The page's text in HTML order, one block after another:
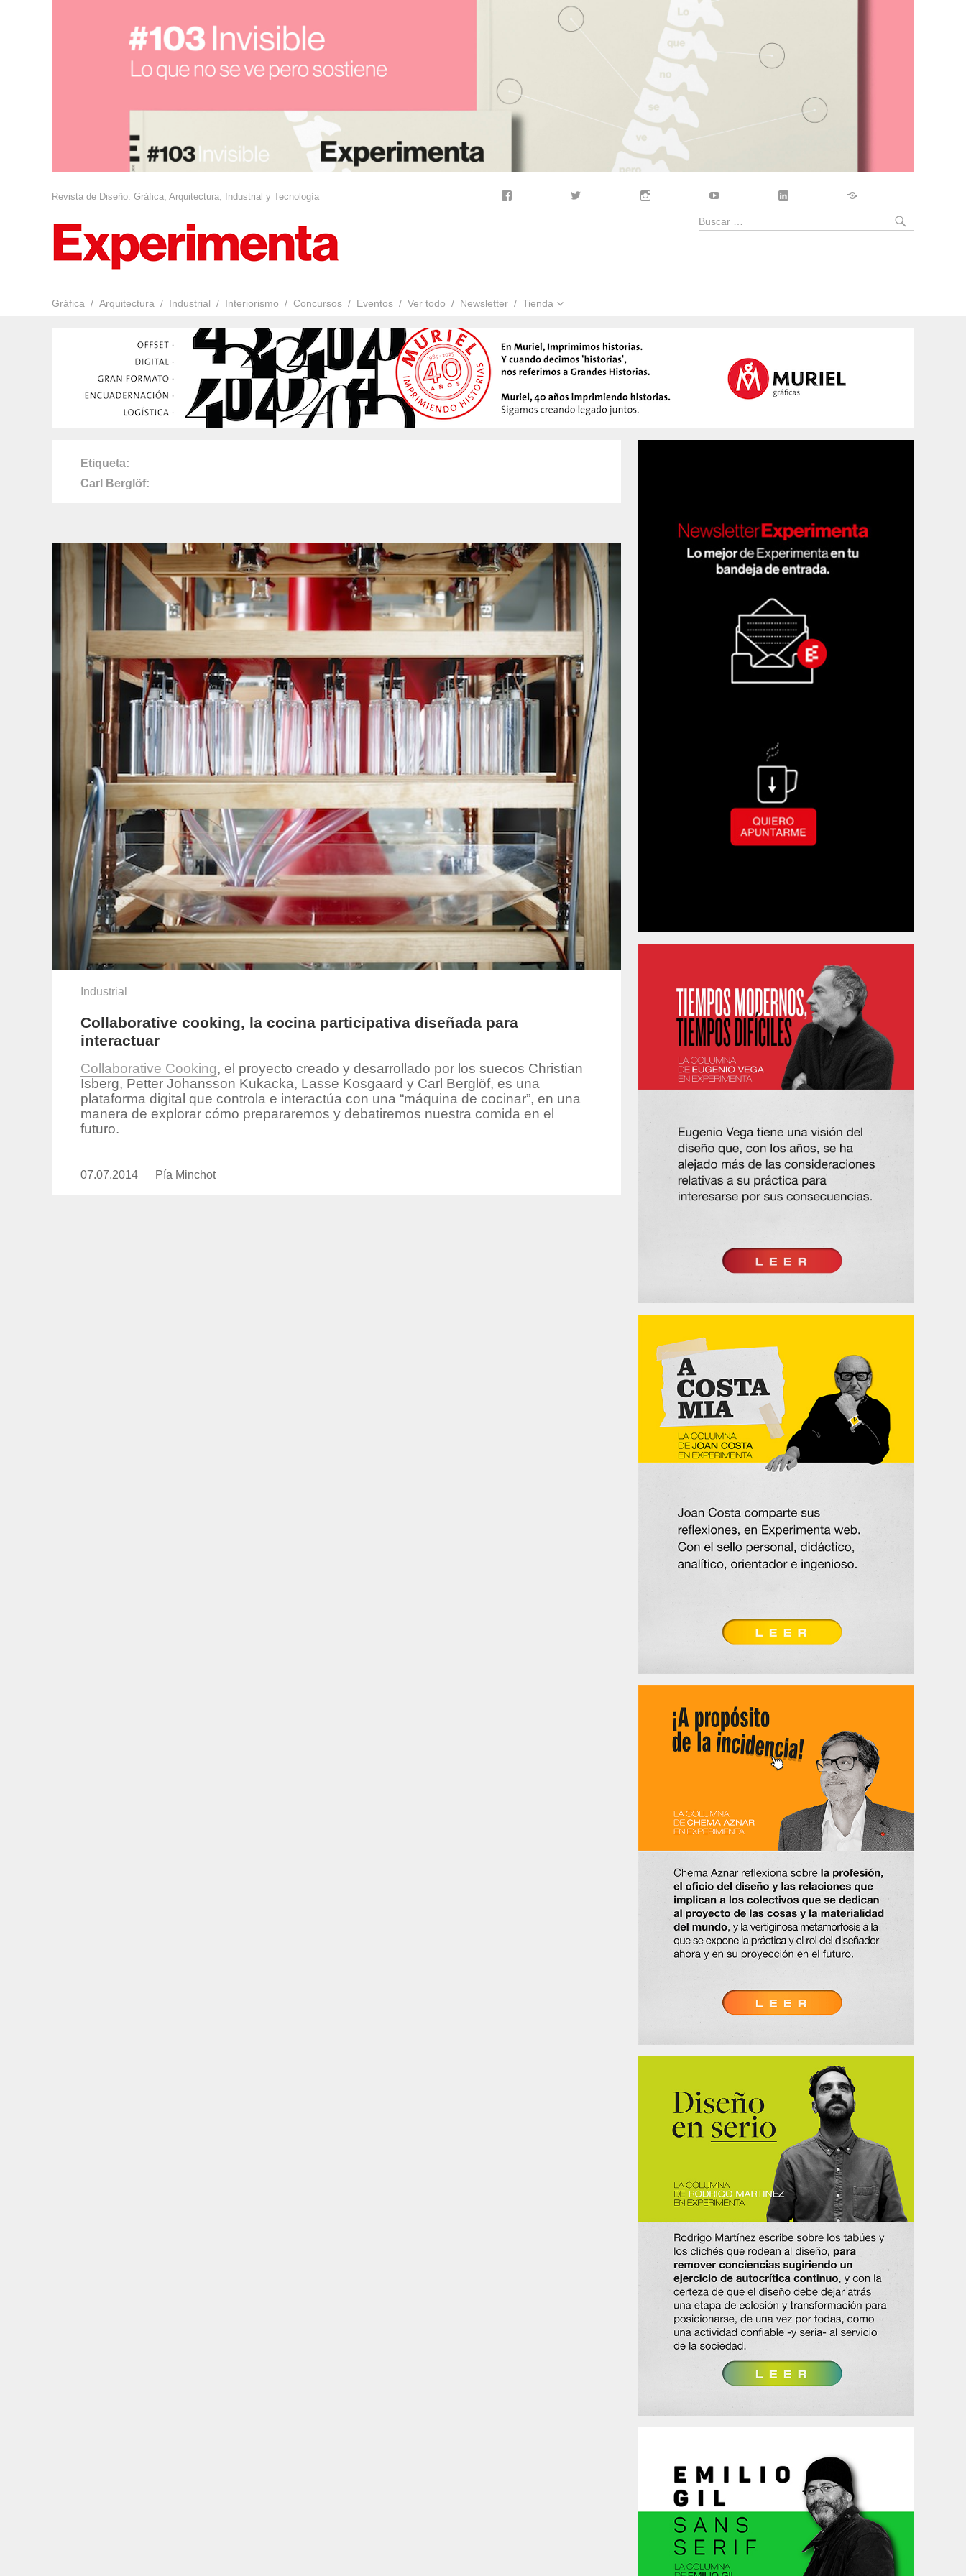
Revista de Diseño. Gráfica, Arquitectura, Industrial y Tecnología
Gráfica Arquitectura Industrial Interiorismo Concursos Eventos Ver todo Newsletter Tienda
Buscar
Etiqueta
Carl Berglöf
Industrial
Collaborative cooking, la cocina participativa diseñada para
interactuar
Collaborative Cooking, el proyecto creado y desarrollado por los suecos Christian
Isberg, Petter Johansson Kukacka, Lasse Kosgaard y Carl Berglöf, es una
plataforma digital que controla e interactúa con una “máquina de cocinar”, en una
manera de explorar cómo prepararemos y debatiremos nuestra comida en el
futuro.
Publicado
07.07.2014 https://www.experimenta.es/author/pia/
Pía Minchot